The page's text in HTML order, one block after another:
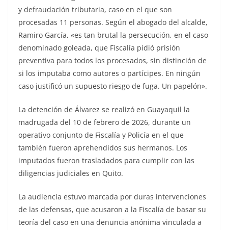
y defraudación tributaria, caso en el que son
procesadas 11 personas. Según el abogado del alcalde,
Ramiro García, «es tan brutal la persecución, en el caso
denominado goleada, que Fiscalía pidió prisión
preventiva para todos los procesados, sin distinción de
si los imputaba como autores o partícipes. En ningún
caso justificó un supuesto riesgo de fuga. Un papelón».
La detención de Álvarez se realizó en Guayaquil la
madrugada del 10 de febrero de 2026, durante un
operativo conjunto de Fiscalía y Policía en el que
también fueron aprehendidos sus hermanos. Los
imputados fueron trasladados para cumplir con las
diligencias judiciales en Quito.
La audiencia estuvo marcada por duras intervenciones
de las defensas, que acusaron a la Fiscalía de basar su
teoría del caso en una denuncia anónima vinculada a